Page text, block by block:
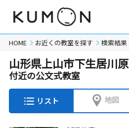
HOME お近くの教室を探す 検索結果
山形県上山市下生居川原
付近の公文式教室
リスト 地図